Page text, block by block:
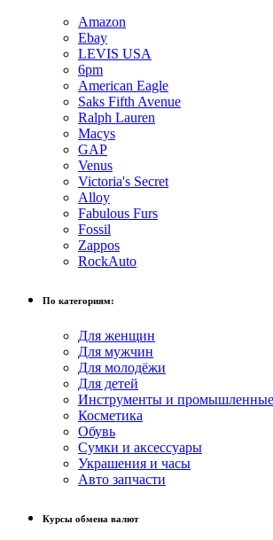
Amazon
Ebay
LEVIS USA
6pm
American Eagle
Saks Fifth Avenue
Ralph Lauren
Macys
GAP
Venus
Victoria's Secret
Alloy
Fabulous Furs
Fossil
Zappos
RockAuto
По категориям:
Для женщин
Для мужчин
Для молодёжи
Для детей
Инструменты и
Косметика
Обувь
Сумки и аксессуары
Украшения и часы
Авто запчасти
Курсы обмена валют